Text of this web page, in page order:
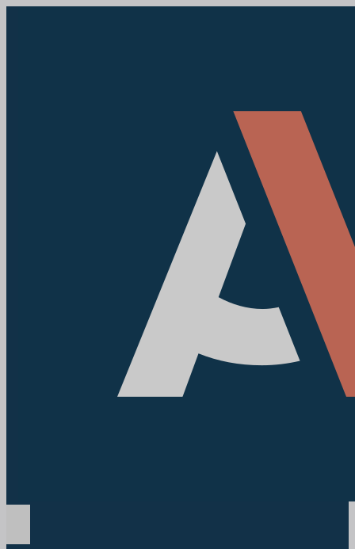
navigation